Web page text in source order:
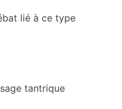
lié à ce type
tantrique